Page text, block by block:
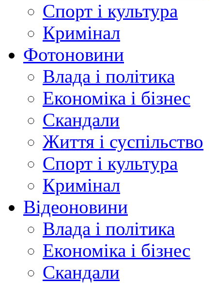
Спорт і культура
Кримінал
Фотоновини
Влада і політика
Економіка і бізнес
Скандали
Життя і суспільство
Спорт і культура
Кримінал
Відеоновини
Влада і політика
Економіка і бізнес
Скандали